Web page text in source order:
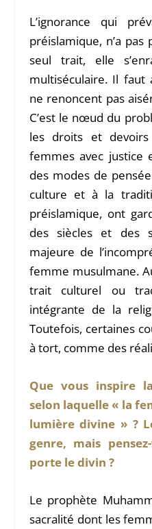
L’ignorance qui
préislamique, n’a
seul trait, elle
multiséculaire. Il
ne renoncent pas
C’est le nœud du
les droits et
femmes avec justice
des modes de
culture et à la
préislamique, ont
des siècles et des
majeure de
femme musulmane.
trait culturel ou
intégrante de la
Toutefois, certaines
à tort, comme des
Que vous inspire
selon laquelle « la
lumière divine » ?
genre, mais
porte le divin ?
Le prophète
sacralité dont les